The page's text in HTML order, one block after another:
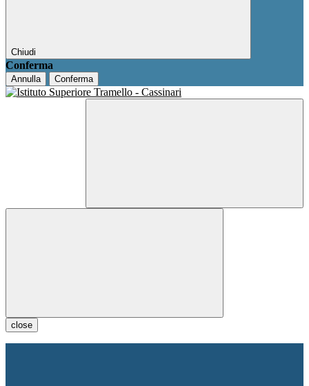
Chiudi
Conferma
Annulla Conferma
close